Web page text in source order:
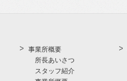
事業所概要
所長あいさつ
スタッフ紹介